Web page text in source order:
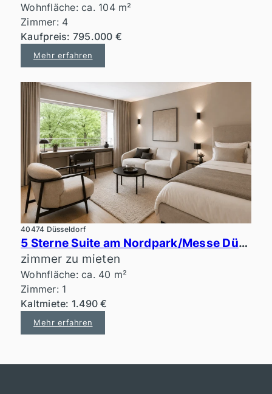
Wohnfläche: ca. 104 m²
Zimmer: 4
Kaufpreis: 795.000 €
Mehr erfahren
40474 Düsseldorf
5 Sterne Suite am Nordpark/Messe Düsseldorf
zimmer zu mieten
Wohnfläche: ca. 40 m²
Zimmer: 1
Kaltmiete: 1.490 €
Mehr erfahren